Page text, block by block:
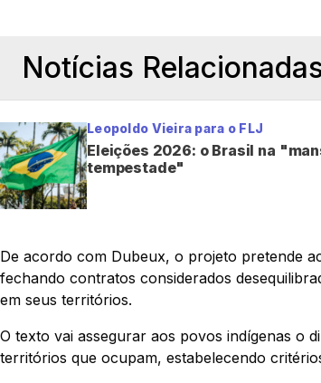
Notícias
Leopoldo Vieira para o FLJ
Eleições 2026: o Brasil na
tempestade"
De acordo com Dubeux, o projeto pretende
fechando contratos considerados
em seus territórios.
O texto vai assegurar aos povos indígenas o
territórios que ocupam, estabelecendo